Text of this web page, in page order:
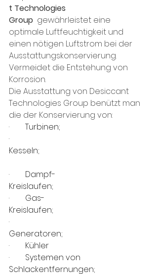
t Technologies
Group gewährleistet eine
optimale Luftfeuchtigkeit und
einen nötigen Luftstrom bei der
Ausstattungskonservierung.
Vermeidet die Entstehung von
Korrosion.
Die Ausstattung von Desiccant
Technologies Group benützt man
die der Konservierung von:
·        Turbinen;
·
Kesseln;
·        Dampf-
Kreislaufen;
·        Gas-
Kreislaufen;
·
Generatoren;
·        Kühler
·        Systemen von
Schlackentfernungen;